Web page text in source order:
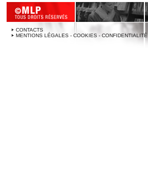
CONTACTS
MENTIONS LÉGALES - COOKIES - CONFIDENTIALITÉ